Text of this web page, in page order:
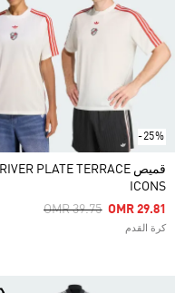
-25%
قميص RIVER PLATE TERRACE
ICONS
Price Reduced From
OMR 39.75ToOMR 29.81
كرة القدم